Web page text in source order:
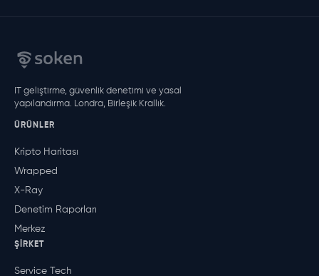
IT geliştirme, güvenlik denetimi ve yasal
yapılandırma. Londra, Birleşik Krallık.
ÜRÜNLER
Kripto Haritası
Wrapped
X-Ray
Denetim Raporları
Merkez
ŞIRKET
Service Tech